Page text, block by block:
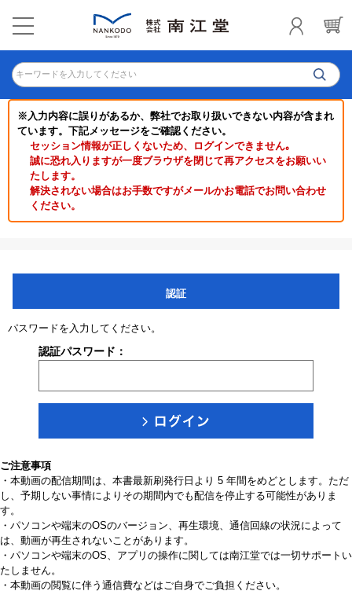
キーワードを入力してください
※入力内容に誤りがあるか、弊社でお取り扱いできない内容が含まれ
ています。下記メッセージをご確認ください。
セッション情報が正しくないため、ログインできません｡
誠に恐れ入りますが一度ブラウザを閉じて再アクセスをお願いい
たします。
解決されない場合はお手数ですがメールかお電話でお問い合わせ
ください。
認証
パスワードを入力してください。
認証パスワード：
ご注意事項
・本動画の配信期間は、本書最新刷発行日より 5 年間をめどとします。ただ
し、予期しない事情によりその期間内でも配信を停止する可能性がありま
す。
・パソコンや端末のOSのバージョン、再生環境、通信回線の状況によって
は、動画が再生されないことがあります。
・パソコンや端末のOS、アプリの操作に関しては南江堂では一切サポートい
たしません。
・本動画の閲覧に伴う通信費などはご自身でご負担ください。